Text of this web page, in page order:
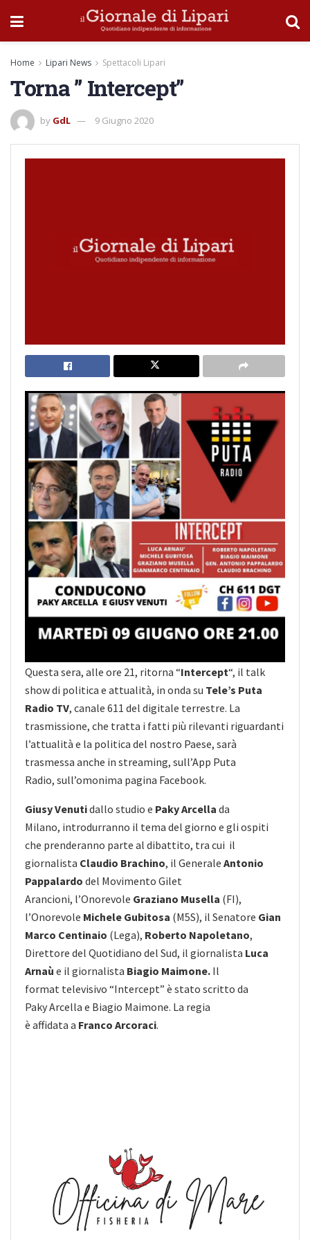
Home Lipari News Spettacoli Lipari
Torna ” Intercept”
by GdL 9 Giugno 2020
Questa sera, alle ore 21, ritorna “Intercept“, il talk
show di politica e attualità, in onda su Tele’s Puta
Radio TV, canale 611 del digitale terrestre. La
trasmissione, che tratta i fatti più rilevanti riguardanti
l’attualità e la politica del nostro Paese, sarà
trasmessa anche in streaming, sull’App Puta
Radio, sull’omonima pagina Facebook.
Giusy Venutidallo studio e Paky Arcella da
Milano, introdurranno il tema del giorno e gli ospiti
che prenderanno parte al dibattito, tra cui il
giornalista Claudio Brachino, il Generale Antonio
Pappalardo del Movimento Gilet
Arancioni, l’Onorevole Graziano Musella (FI),
l’Onorevole Michele Gubitosa (M5S), il Senatore Gian
Marco Centinaio (Lega), Roberto Napoletano,
Direttore del Quotidiano del Sud, il giornalista Luca
Arnaù e il giornalista Biagio Maimone. Il
format televisivo “Intercept” è stato scritto da
Paky Arcella e Biagio Maimone. La regia
è affidata a Franco Arcoraci.